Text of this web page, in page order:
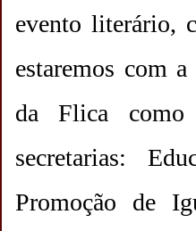
evento literário,
estaremos com
da Flica como
secretarias:
Promoção de